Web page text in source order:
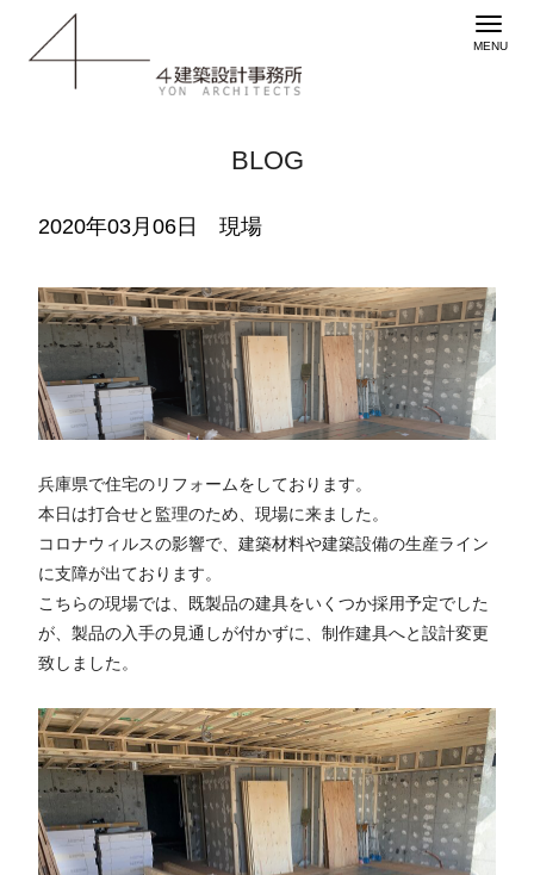
BLOG
2020年03月06日 現場
兵庫県で住宅のリフォームをしております。
本日は打合せと監理のため、現場に来ました。
コロナウィルスの影響で、建築材料や建築設備の生産ライン
に支障が出ております。
こちらの現場では、既製品の建具をいくつか採用予定でした
が、製品の入手の見通しが付かずに、制作建具へと設計変更
致しました。